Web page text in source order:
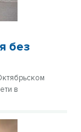
без
в